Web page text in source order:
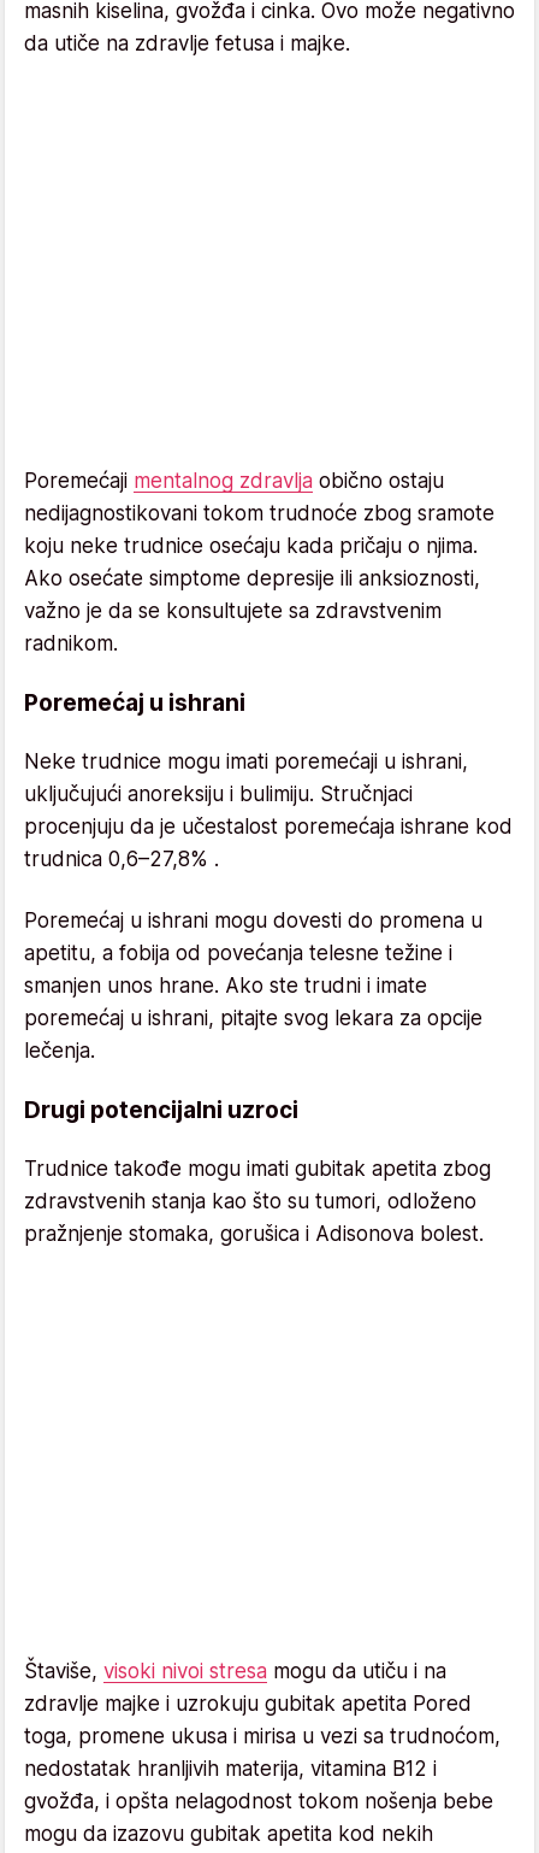
masnih kiselina, gvožđa i cinka. Ovo može negativno
da utiče na zdravlje fetusa i majke.
Poremećaji mentalnog zdravlja obično ostaju
nedijagnostikovani tokom trudnoće zbog sramote
koju neke trudnice osećaju kada pričaju o njima.
Ako osećate simptome depresije ili anksioznosti,
važno je da se konsultujete sa zdravstvenim
radnikom.
Poremećaj u ishrani
Neke trudnice mogu imati poremećaji u ishrani,
uključujući anoreksiju i bulimiju. Stručnjaci
procenjuju da je učestalost poremećaja ishrane kod
trudnica 0,6–27,8% .
Poremećaj u ishrani mogu dovesti do promena u
apetitu, a fobija od povećanja telesne težine i
smanjen unos hrane. Ako ste trudni i imate
poremećaj u ishrani, pitajte svog lekara za opcije
lečenja.
Drugi potencijalni uzroci
Trudnice takođe mogu imati gubitak apetita zbog
zdravstvenih stanja kao što su tumori, odloženo
pražnjenje stomaka, gorušica i Adisonova bolest.
Štaviše, visoki nivoi stresa mogu da utiču i na
zdravlje majke i uzrokuju gubitak apetita Pored
toga, promene ukusa i mirisa u vezi sa trudnoćom,
nedostatak hranljivih materija, vitamina B12 i
gvožđa, i opšta nelagodnost tokom nošenja bebe
mogu da izazovu gubitak apetita kod nekih